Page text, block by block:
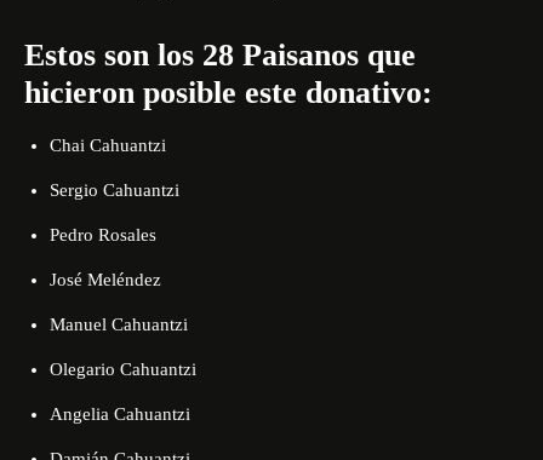
Estos son los 28 Paisanos que
hicieron posible este donativo:
Chai Cahuantzi
Sergio Cahuantzi
Pedro Rosales
José Meléndez
Manuel Cahuantzi
Olegario Cahuantzi
Angelia Cahuantzi